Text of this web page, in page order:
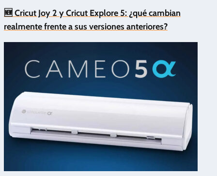
🆕 Cricut Joy 2 y Cricut Explore 5: ¿qué cambian
realmente frente a sus versiones anteriores?